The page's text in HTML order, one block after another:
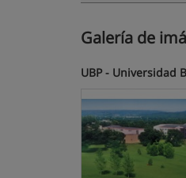
Galería de
UBP - Universidad